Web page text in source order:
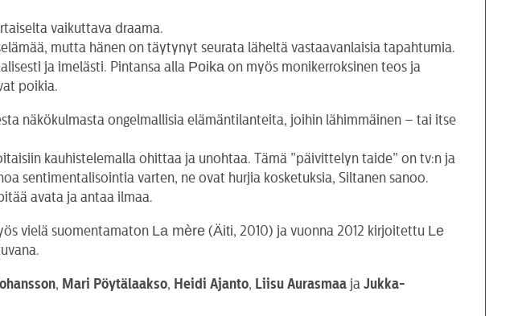
vaikuttava draama.
mutta hänen on täytynyt seurata läheltä vastaavanlaisia tapahtumia.
ja imelästi. Pintansa alla Poika on myös monikerroksinen teos ja
poikia.
näkökulmasta ongelmallisia elämäntilanteita, joihin lähimmäinen – tai itse
kauhistelemalla ohittaa ja unohtaa. Tämä ”päivittelyn taide” on tv:n ja
sentimentalisointia varten, ne ovat hurjia kosketuksia, Siltanen sanoo.
avata ja antaa ilmaa.
vielä suomentamaton La mère (Äiti, 2010) ja vuonna 2012 kirjoitettu Le
, Mari Pöytälaakso, Heidi Ajanto, Liisu Aurasmaa jaJukka-